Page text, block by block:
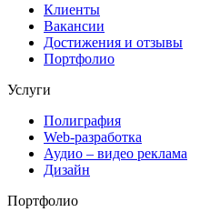
Клиенты
Вакансии
Достижения и отзывы
Портфолио
Услуги
Полиграфия
Web-разработка
Аудио – видео реклама
Дизайн
Портфолио